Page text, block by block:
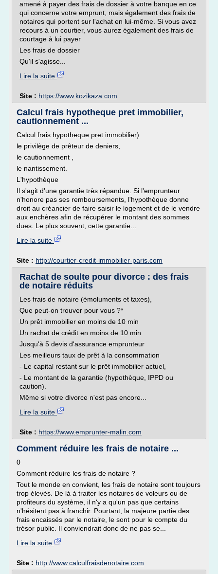
amené à payer des frais de dossier à votre banque en ce
qui concerne votre emprunt, mais également des frais de
notaires qui portent sur l'achat en lui-même. Si vous avez
recours à un courtier, vous aurez également des frais de
courtage à lui payer
Les frais de dossier
Qu'il s'agisse...
Lire la suite
Site : https://www.kozikaza.com
Calcul frais hypotheque pret immobilier,
cautionnement ...
Calcul frais hypotheque pret immobilier)
le privilège de prêteur de deniers,
le cautionnement ,
le nantissement.
L'hypothèque
Il s'agit d'une garantie très répandue. Si l'emprunteur
n'honore pas ses remboursements, l'hypothèque donne
droit au créancier de faire saisir le logement et de le vendre
aux enchères afin de récupérer le montant des sommes
dues. Le plus souvent, cette garantie...
Lire la suite
Site : http://courtier-credit-immobilier-paris.com
Rachat de soulte pour divorce : des frais
de notaire réduits
Les frais de notaire (émoluments et taxes),
Que peut-on trouver pour vous ?*
Un prêt immobilier en moins de 10 min
Un rachat de crédit en moins de 10 min
Jusqu'à 5 devis d'assurance emprunteur
Les meilleurs taux de prêt à la consommation
- Le capital restant sur le prêt immobilier actuel,
- Le montant de la garantie (hypothèque, IPPD ou
caution).
Même si votre divorce n'est pas encore...
Lire la suite
Site : https://www.emprunter-malin.com
Comment réduire les frais de notaire ...
0
Comment réduire les frais de notaire ?
Tout le monde en convient, les frais de notaire sont toujours
trop élevés. De là à traiter les notaires de voleurs ou de
profiteurs du système, il n'y a qu'un pas que certains
n'hésitent pas à franchir. Pourtant, la majeure partie des
frais encaissés par le notaire, le sont pour le compte du
trésor public. Il conviendrait donc de ne pas se...
Lire la suite
Site : http://www.calculfraisdenotaire.com